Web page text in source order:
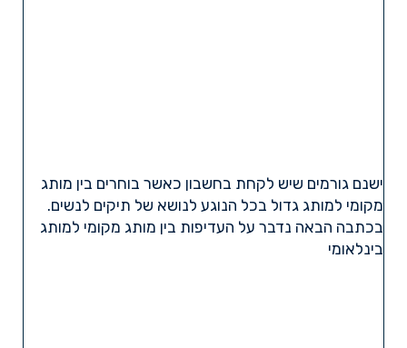
ישנם גורמים שיש לקחת בחשבון כאשר בוחרים בין מותג
מקומי למותג גדול בכל הנוגע לנושא של תיקים לנשים.
בכתבה הבאה נדבר על העדיפות בין מותג מקומי למותג
בינלאומי